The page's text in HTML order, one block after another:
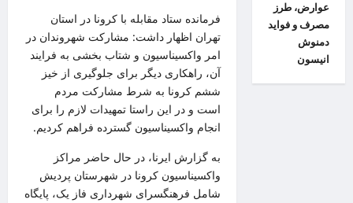
فرمانده ستاد مقابله با کرونا در استان
تهران اظهار داشت: مشارکت شهروندان در
امر واکسیناسیون و شتاب بخشی به فرایند
آن، راهکاری دیگر برای جلوگیری از خیز
ششم کرونا به شرط مشارکت مردم
است و در این راستا تمهیدات لازم را برای
انجام واکسیناسیون گسترده فراهم کردیم.
به گزارش ایرنا، در حال حاضر مراکز
واکسیناسیون کرونا در شهرستان پردیش
شامل فرهنگسرای شهرداری فاز یک، پایگاه
عوارض، طرز
مصرف و فواید
دمنوش
انیسون